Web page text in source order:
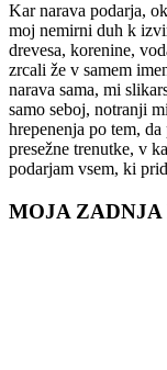
Kar narava podarja,
moj nemirni duh k
drevesa, korenine,
zrcali že v samem
narava sama, mi
samo seboj, notranji
hrepenenja po tem,
presežne trenutke, v
podarjam vsem, ki
MOJA ZADNJA